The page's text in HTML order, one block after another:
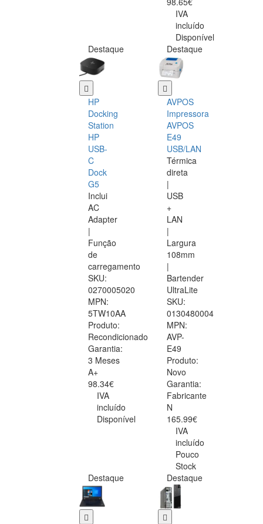
IVA
incluído
Disponível
Destaque
HP
Docking
Station
HP
USB-
C
Dock
G5
Inclui
AC
Adapter
|
Função
de
carregamento
SKU:
0270005020
MPN:
5TW10AA
Produto:
Recondicionado
Garantia:
3 Meses
A+
98.34€
IVA
incluído
Disponível
Destaque
AVPOS
Impressora
AVPOS
E49
USB/LAN
Térmica
direta
|
USB
+
LAN
|
Largura
108mm
|
Bartender
UltraLite
SKU:
0130480004
MPN:
AVP-
E49
Produto:
Novo
Garantia:
Fabricante
N
165.99€
IVA
incluído
Pouco
Stock
Destaque
Destaque